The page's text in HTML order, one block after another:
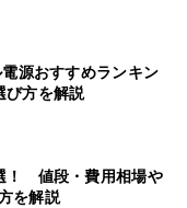
源おすすめランキン
方を解説
！ 値段・費用相場や
を解説